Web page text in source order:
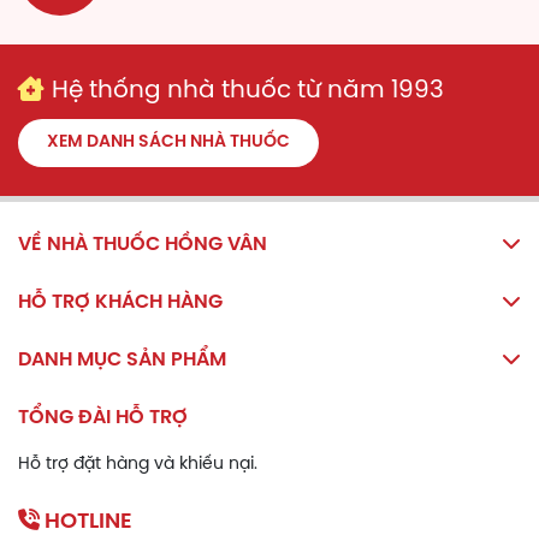
Hệ thống nhà thuốc từ năm 1993
XEM DANH SÁCH NHÀ THUỐC
VỀ NHÀ THUỐC HỒNG VÂN
HỖ TRỢ KHÁCH HÀNG
DANH MỤC SẢN PHẨM
TỔNG ĐÀI HỖ TRỢ
Hỗ trợ đặt hàng và khiếu nại.
HOTLINE